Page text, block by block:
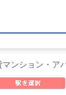
ンション・ア